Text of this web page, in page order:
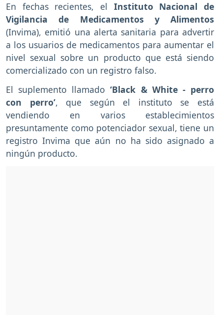
En fechas recientes, el Instituto Nacional de
Vigilancia de Medicamentos y Alimentos
(Invima), emitió una alerta sanitaria para advertir
a los usuarios de medicamentos para aumentar el
nivel sexual sobre un producto que está siendo
comercializado con un registro falso.
El suplemento llamado‘Black & White - perro
con perro’, que según el instituto se está
vendiendo en varios establecimientos
presuntamente como potenciador sexual, tiene un
registro Invima que aún no ha sido asignado a
ningún producto.